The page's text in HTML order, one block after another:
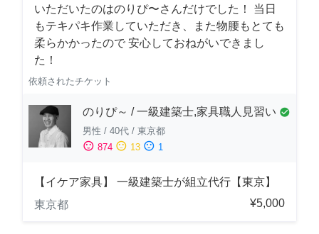
いただいたのはのりぴ〜さんだけでした！ 当日
もテキパキ作業していただき、また物腰もとても
柔らかかったので 安心しておねがいできまし
た！
依頼されたチケット
のりぴ～ / 一級建築士,家具職人見習い check_circle
男性 / 40代 / 東京都
sentiment_satisfied 874 sentiment_neutral 13 sentiment_dissatisfied 1
【イケア家具】 一級建築士が組立代行【東京】
東京都
¥5,000